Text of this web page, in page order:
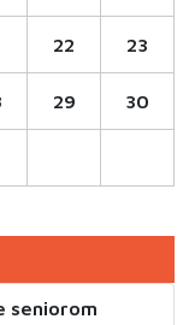
22 23
29 30
seniorom